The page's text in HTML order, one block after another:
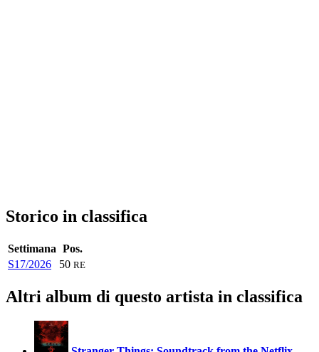
Storico in classifica
Settimana Pos.
S17/2026
50 RE
Altri album di questo artista in classifica